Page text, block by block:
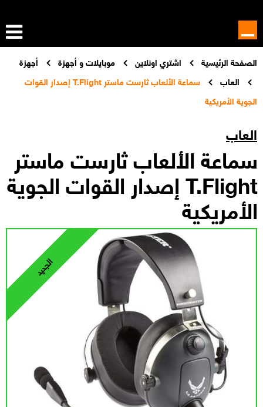
الصفحة الرئيسية اشتري اونلاين موبايلات و أجهزة
أجهزة
العاب
سماعة الألعاب ثارست ماستر T.Flight إصدار القوات
الجوية الأمريكية
العاب
سماعة الألعاب ثارست ماستر
T.Flight إصدار القوات الجوية
الأمريكية